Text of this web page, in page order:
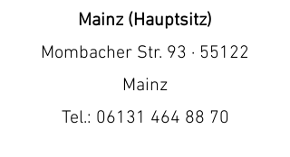
Mainz (Hauptsitz)
Mombacher Str. 93 · 55122
Mainz
Tel.: 06131 464 88 70